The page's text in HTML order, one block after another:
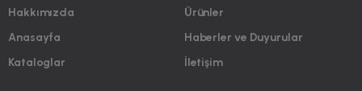
Hakkımızda
Anasayfa
Kataloglar
Ürünler
Haberler ve Duyurular
İletişim